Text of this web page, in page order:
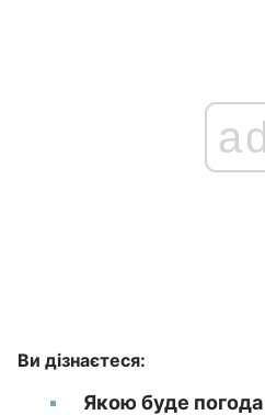
Ви дізнаєтеся:
Якою буде погода